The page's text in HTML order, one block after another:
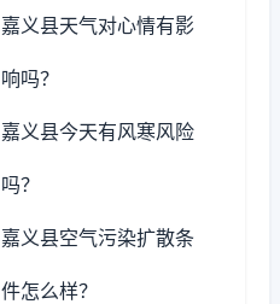
嘉义县天气对心情有影
响吗？
嘉义县今天有风寒风险
吗？
嘉义县空气污染扩散条
件怎么样？